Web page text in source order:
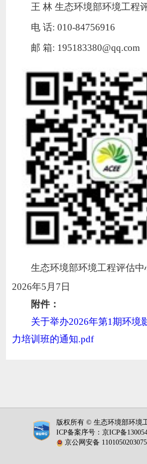
王 林 生态环境部环境工程
电 话: 010-84756916
邮 箱: 195183380@qq.com
生态环境部环境工程评估中
2026年5月 7 日
附件：
关于举办2026年第1期环境
力培训班的通知.pdf
版权所有 © 生态环境部环境
ICP备案序号： 京ICP备
京公网安备